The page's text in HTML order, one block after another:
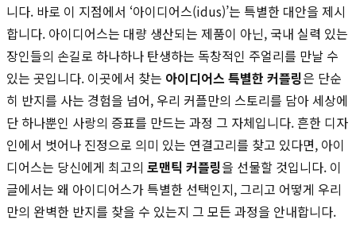
니다. 바로 이 지점에서 ‘아이디어스(idus)’는 특별한 대안을 제시
합니다. 아이디어스는 대량 생산되는 제품이 아닌, 국내 실력 있는
장인들의 손길로 하나하나 탄생하는 독창적인 주얼리를 만날 수
있는 곳입니다. 이곳에서 찾는 아이디어스 특별한 커플링은 단순
히 반지를 사는 경험을 넘어, 우리 커플만의 스토리를 담아 세상에
단 하나뿐인 사랑의 증표를 만드는 과정 그 자체입니다. 흔한 디자
인에서 벗어나 진정으로 의미 있는 연결고리를 찾고 있다면, 아이
디어스는 당신에게 최고의 로맨틱 커플링을 선물할 것입니다. 이
글에서는 왜 아이디어스가 특별한 선택인지, 그리고 어떻게 우리
만의 완벽한 반지를 찾을 수 있는지 그 모든 과정을 안내합니다.